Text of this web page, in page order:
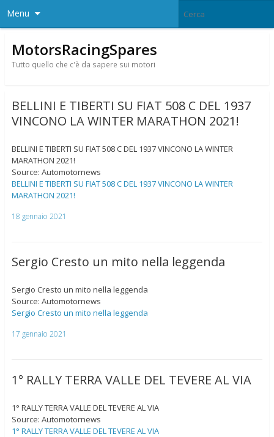
Menu
MotorsRacingSpares
Tutto quello che c'è da sapere sui motori
BELLINI E TIBERTI SU FIAT 508 C DEL 1937
VINCONO LA WINTER MARATHON 2021!
BELLINI E TIBERTI SU FIAT 508 C DEL 1937 VINCONO LA WINTER
MARATHON 2021!
Source: Automotornews
BELLINI E TIBERTI SU FIAT 508 C DEL 1937 VINCONO LA WINTER
MARATHON 2021!
18 gennaio 2021
Sergio Cresto un mito nella leggenda
Sergio Cresto un mito nella leggenda
Source: Automotornews
Sergio Cresto un mito nella leggenda
17 gennaio 2021
1° RALLY TERRA VALLE DEL TEVERE AL VIA
1° RALLY TERRA VALLE DEL TEVERE AL VIA
Source: Automotornews
1° RALLY TERRA VALLE DEL TEVERE AL VIA